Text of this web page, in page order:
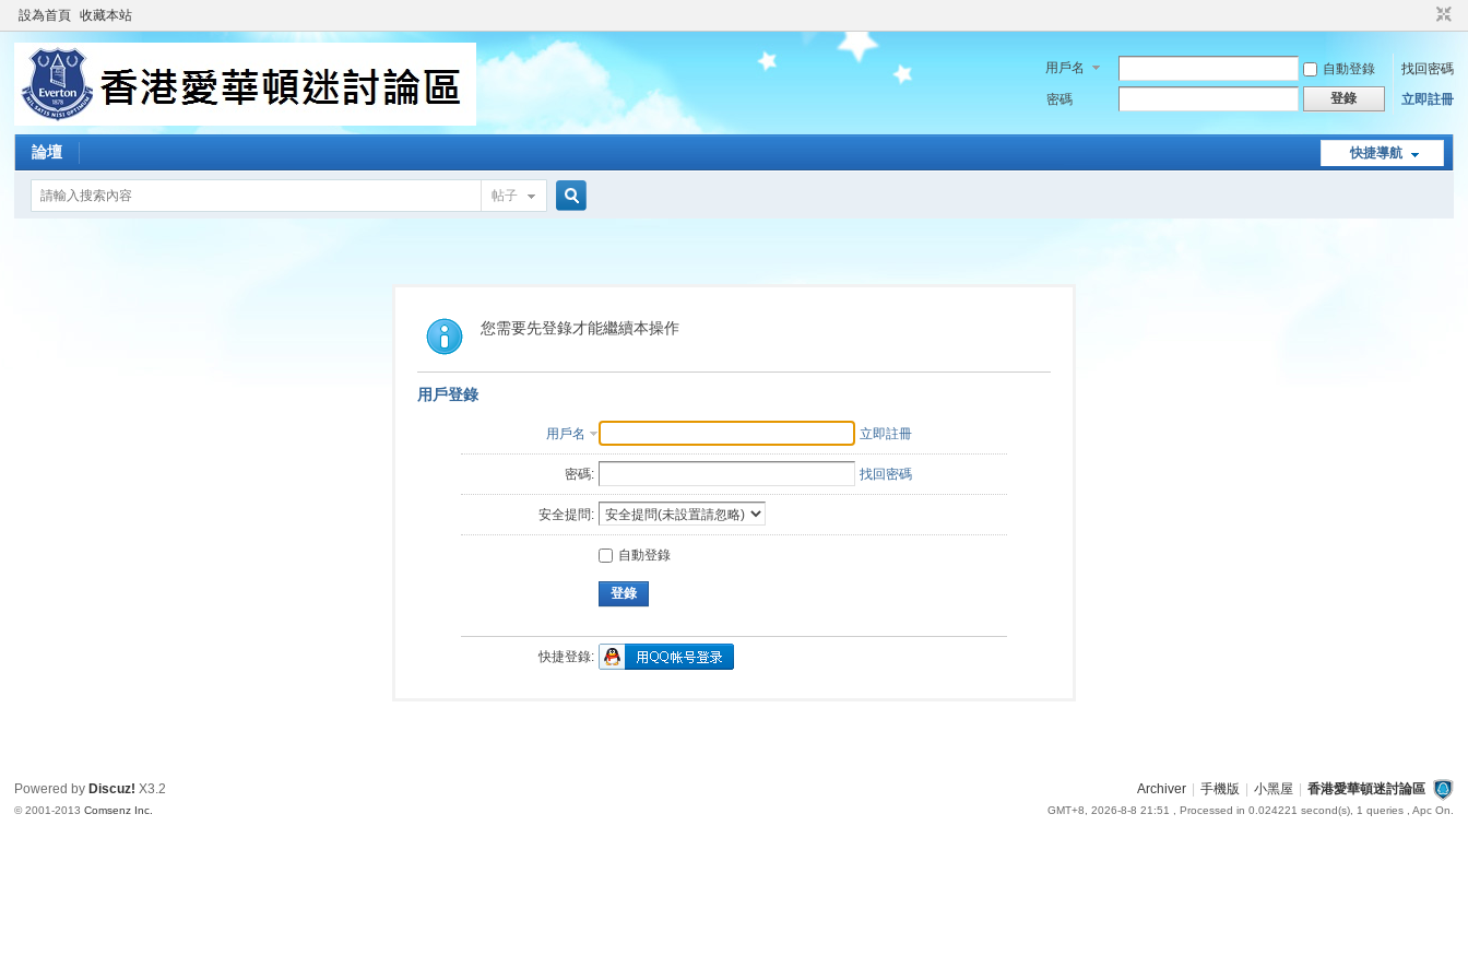
設為首頁 收藏本站
用戶名 自動登錄
找回密碼
密碼
登錄 立即註冊
快捷導航
論壇
帖子
索
您需要先登錄才能繼續本操作
用戶登錄
用戶名 立即註冊
密碼: 找回密碼
安全提問:
自動登錄
登錄
快捷登錄:
Archiver 手機版 小黑屋 香港愛華頓迷討論區
GMT+8, 2026-8-8 21:51 , Processed in 0.024221 second(s), 1 queries , Apc On.
Powered by Discuz! X3.2
© 2001-2013Comsenz Inc.